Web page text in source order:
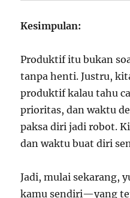
Kesimpulan:
Produktif itu bukan
tanpa henti. Justru,
produktif kalau tahu
prioritas, dan waktu
paksa diri jadi robot.
dan waktu buat diri
Jadi, mulai sekarang,
kamu sendiri—yang